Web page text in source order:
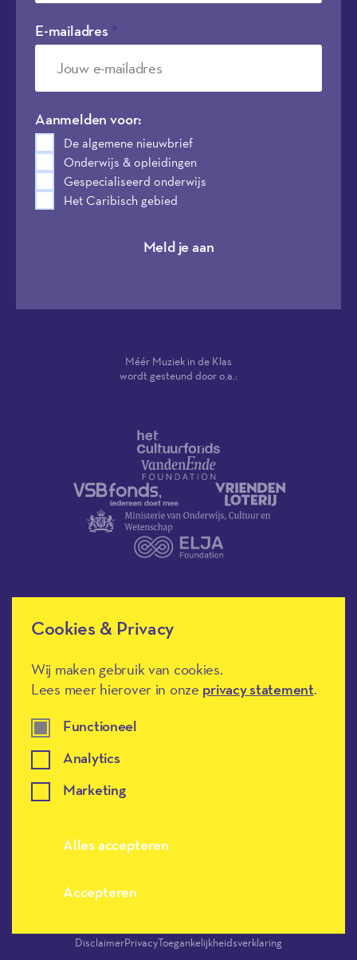
Cookies & Privacy
Wij maken gebruik van cookies.
Lees meer hierover in onze privacy statement.
Functioneel
Analytics
Marketing
Alles accepteren
Accepteren
E-mailadres
Aanmelden voor:
De algemene nieuwbrief
Onderwijs & opleidingen
Gespecialiseerd onderwijs
Het Caribisch gebied
Meld je aan
Méér Muziek in de Klas
wordt gesteund door o.a.:
Méér Muziek in de Klas heeft de
culturele ANBI-status en is een
DisclaimerPrivacyToegankelijkheidsverklaring